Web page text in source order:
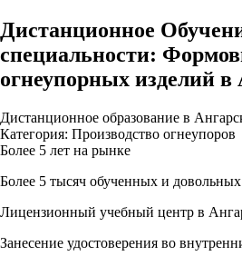
Дистанционное
специальности:
огнеупорных изделий в
Дистанционное образование в
Категория: Производство огнеупоров
Более 5 лет на рынке
Более 5 тысяч обученных и
Лицензионный учебный центр в
Занесение удостоверения во